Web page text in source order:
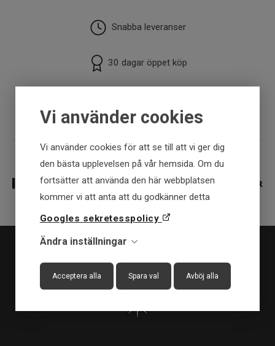
Vi använder cookies
Vi använder cookies för att se till att vi ger dig
den bästa upplevelsen på vår hemsida. Om du
fortsätter att använda den här webbplatsen
kommer vi att anta att du godkänner detta
Googles sekretesspolicy
Ändra inställningar
Acceptera alla Spara val Avböj alla
Snabba leveranser
30 dagar öppet köp